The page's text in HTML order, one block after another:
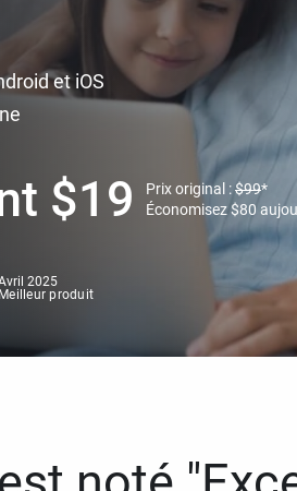
et iOS
$19 Prix original :$99*
Économisez$80
2025
Meilleur produit